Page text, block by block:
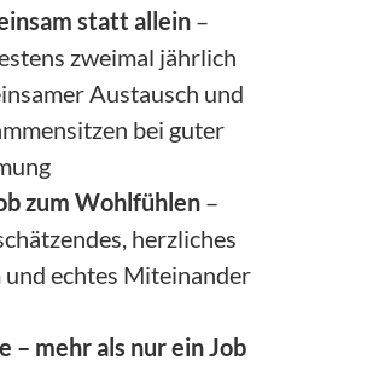
statt allein –
zweimal jährlich
Austausch und
bei guter
zum Wohlfühlen –
herzliches
und echtes Miteinander
– mehr als nur ein Job